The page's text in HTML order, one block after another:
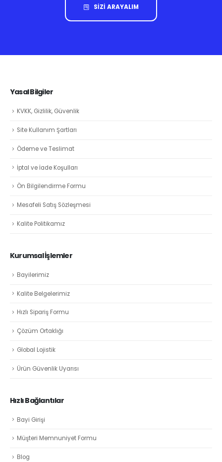
SİZİ ARAYALIM
Yasal Bilgiler
KVKK, Gizlilik, Güvenlik
Site Kullanım Şartları
Ödeme ve Teslimat
İptal ve İade Koşulları
Ön Bilgilendirme Formu
Mesafeli Satış Sözleşmesi
Kalite Politikamız
Kurumsal İşlemler
Bayilerimiz
Kalite Belgelerimiz
Hızlı Sipariş Formu
Çözüm Ortaklığı
Global Lojistik
Ürün Güvenlik Uyarısı
Hızlı Bağlantılar
Bayi Girişi
Müşteri Memnuniyet Formu
Blog